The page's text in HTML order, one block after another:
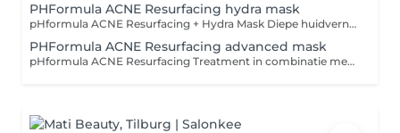
PHFormula ACNE Resurfacing hydra mask
pHformula ACNE Resurfacing + Hydra Mask Diepe huidvernieuwing en kalmerende hydratatie voor de acnegevoelige huid De pHformula ACNE Resurfacing Treatment is een doelgerichte, medische huidbehandeling ontwikkeld voor de onzuivere, vette of acnegevoelige huid. Dankzij een unieke combinatie van zuren (zoals salicylzuur en amandelzuur), antibacteriële ingrediënten en pH-gecontroleerde technologie, wordt de huid intensief gezuiverd, gekalmeerd en vernieuwd zonder overmatige irritatie. De behandeling wordt gecombineerd met het Hydra Mask, dat diep hydrateert, kalmeert en roodheid vermindert. Dit zorgt voor balans in de huid en bevordert het herstel na het peel-proces. Wat doet deze behandeling? Vermindert actieve ontstekingen en onzuiverheden Reguleert talgproductie en zuivert de poriën Verfijnt de huidstructuur en vermindert post-acne littekens Herstelt de vochtbalans en versterkt de huidbarrière Aanbevolen bij: Acne (jeugd- of volwassenacne) Verstopte poriën, mee-eters en ontstekingen Vette en onrustige huid Huid met restlittekens of oneffenheden na acne Duur: ± 60 minuten Resultaat: Een zuivere, matte en gekalmeerde huid met verfijnde poriën en minder roodheid Tip: Zeer geschikt als kuurbehandeling en te combineren met pHformula thuisproducten voor optimaal resultaat.
PHFormula ACNE Resurfacing advanced mask
pHformula ACNE Resurfacing Treatment in combinatie met het Advanced Mask voor een intensieve aanpak van acne en ontstekingen: pHformula ACNE Resurfacing + Advanced Mask Intensieve peeling en kalmerende huidherstelbehandeling voor actieve acne De ACNE Resurfacing Treatment van pHformula is speciaal ontwikkeld om de acnegevoelige, vette en ontstekingsgevoelige huid doelgericht te behandelen. Door gebruik te maken van gecontroleerde chemische resurfacing met onder andere salicylzuur, azelaïnezuur en amandelzuur, wordt de huid op een veilige en effectieve manier vernieuwd, met als doel het verminderen van puistjes, ontstekingen en restlittekens. De behandeling wordt afgesloten met het Advanced Recovery Mask, dat intensief kalmeert, roodheid vermindert en de huidbarrière versterkt. Hierdoor is deze behandeling niet alleen doeltreffend, maar ook comfortabel voor de gevoelige of reactieve huid. Wat doet deze behandeling? Vermindert actieve acne en ontstekingen Zuivert en verkleint poriën Verbetert de huidstructuur en voorkomt littekens Brengt de huid terug in balans en kalmeert zichtbaar Aanbevolen bij: Actieve acne (mild tot ernstig) Vette huid met verstopte poriën Restlittekens of rode vlekjes na acne Onrustige, reactieve huid Duur: ± 60 minuten Nazorg: Vermijd zon en gebruik aangepaste pHformula thuisverzorging Resultaat: Een schonere, gekalmeerde en zichtbaar verbeterde huid met minder onzuiverheden Tip: Voor optimaal resultaat wordt een behandelkuur in combinatie met pHformula thuisproducten sterk aangeraden.